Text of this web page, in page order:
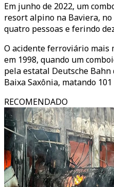
Em junho de 2022, um
resort alpino na Baviera,
quatro pessoas e ferindo
O acidente ferroviário mais
em 1998, quando um
pela estatal Deutsche Bahn
Baixa Saxônia, matando 101
RECOMENDADO